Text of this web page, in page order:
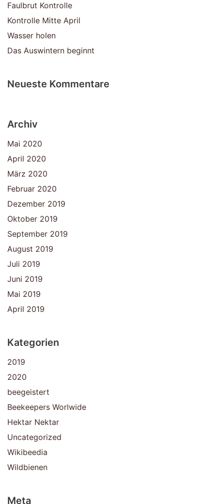
Faulbrut Kontrolle
Kontrolle Mitte April
Wasser holen
Das Auswintern beginnt
Neueste Kommentare
Archiv
Mai 2020
April 2020
März 2020
Februar 2020
Dezember 2019
Oktober 2019
September 2019
August 2019
Juli 2019
Juni 2019
Mai 2019
April 2019
Kategorien
2019
2020
beegeistert
Beekeepers Worlwide
Hektar Nektar
Uncategorized
Wikibeedia
Wildbienen
Meta